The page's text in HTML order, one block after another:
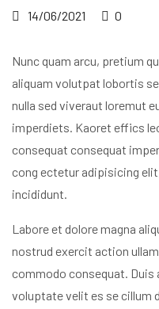
14/06/2021 0
Nunc quam arcu, pretium
aliquam volutpat lobortis
nulla sed viveraut loremut
imperdiets. Kaoret effics
consequat consequat
cong ectetur adipisicing
incididunt.
Labore et dolore magna
nostrud exercit action
commodo consequat. Duis
voluptate velit es se cillum